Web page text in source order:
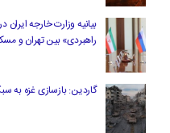
بیانیه وزارت خارجه
راهبردی» بین تهران و
گاردین: بازسازی غزه به